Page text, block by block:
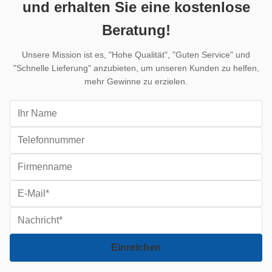
und erhalten Sie eine kostenlose
Beratung!
Unsere Mission ist es, "Hohe Qualität", "Guten Service" und
"Schnelle Lieferung" anzubieten, um unseren Kunden zu helfen,
mehr Gewinne zu erzielen.